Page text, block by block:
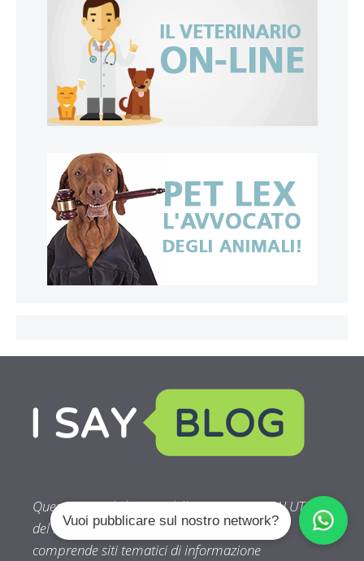
Questo siti web è parte dell’ AREA CASA E SALUTE
del network IsayBlog! la cui rete editoriale
comprende siti tematici di informazione
Vuoi pubblicare sul nostro network?